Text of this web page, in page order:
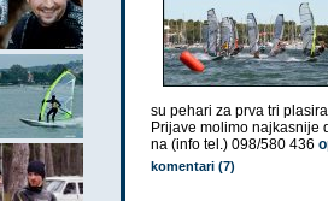
su pehari za prva tri
Prijave molimo najkasnije
na (info tel.) 098/580 436
komentari (7)